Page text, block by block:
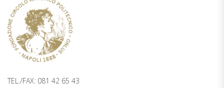
TEL./FAX: 081 42 65 43